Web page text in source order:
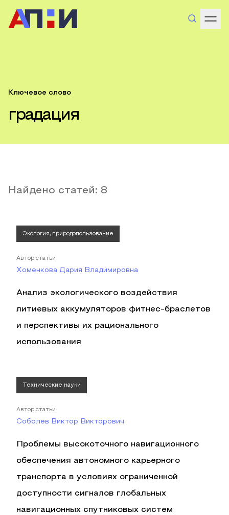
Ключевое слово
градация
Найдено статей: 8
Экология, природопользование
Автор статьи
Хоменкова Дария Владимировна
Анализ экологического воздействия
литиевых аккумуляторов фитнес-браслетов
и перспективы их рационального
использования
Технические науки
Автор статьи
Соболев Виктор Викторович
Проблемы высокоточного навигационного
обеспечения автономного карьерного
транспорта в условиях ограниченной
доступности сигналов глобальных
навигационных спутниковых систем